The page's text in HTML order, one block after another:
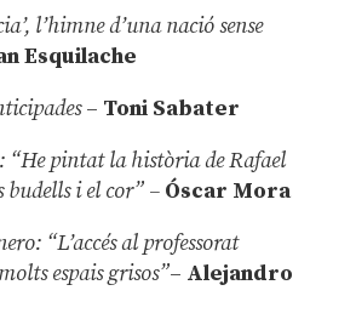
l’himne d’una nació sense
Esquilache
– Toni Sabater
“He pintat la història de Rafael
budells i el cor” –Óscar Mora
“L’accés al professorat
espais grisos”– Alejandro